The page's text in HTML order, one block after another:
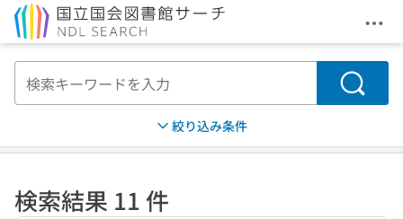
メ
検索
絞り込み条件
検索結果 11 件